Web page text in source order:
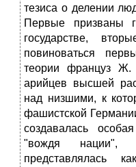
тезиса о делении
Первые призваны
государстве,
повиноваться
теории француз Ж.
арийцев высшей
над низшими, к
фашистской
создавалась
"вождя нации",
представлялась